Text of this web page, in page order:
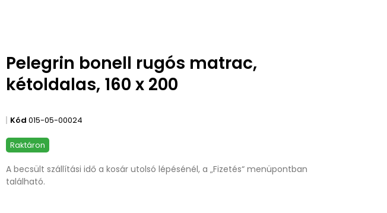
Pelegrin bonell rugós matrac,
kétoldalas, 160 x 200
Kód 015-05-00024
Raktáron
A becsült szállítási idő a kosár utolsó lépésénél, a „Fizetés“ menüpontban
található.